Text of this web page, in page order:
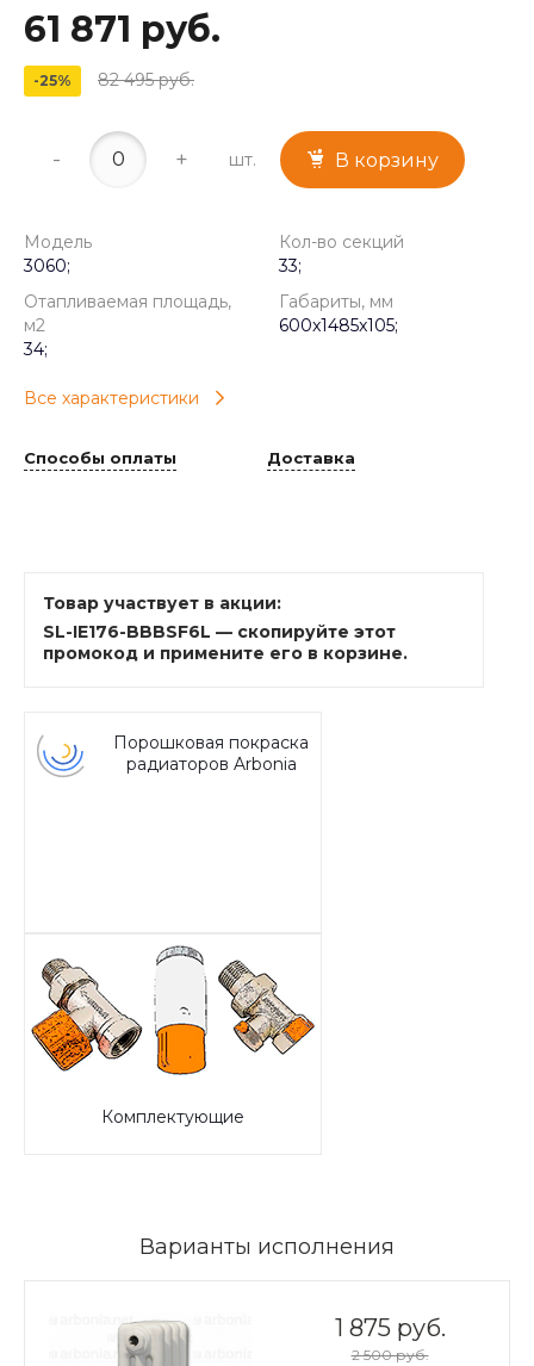
61 871 руб.
-25% 82 495 руб.
- + шт. В корзину
Модель
3060;
Кол-во секций
33;
Отапливаемая площадь,
м2
34;
Габариты, мм
600x1485x105;
Все характеристики
Способы оплаты Доставка
Товар участвует в акции:
SL-IE176-BBBSF6L — скопируйте этот
промокод и примените его в корзине.
Порошковая покраска
радиаторов Arbonia
Комплектующие
Варианты исполнения
1 875 руб.
2 500 руб.